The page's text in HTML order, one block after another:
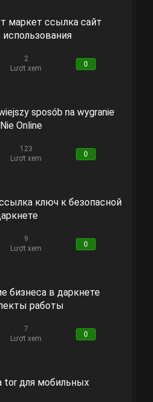
маркет ссылка сайт
2
Lượt xem
0
sposób na wygranie
Online
123
Lượt xem
0
ключ к безопасной
9
Lượt xem
0
бизнеса в даркнете
работы
7
Lượt xem
0
tor для мобильных